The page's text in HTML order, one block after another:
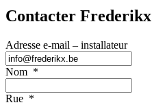
Contacter Frederikx
Adresse e-mail – installateur
Nom *
Rue *